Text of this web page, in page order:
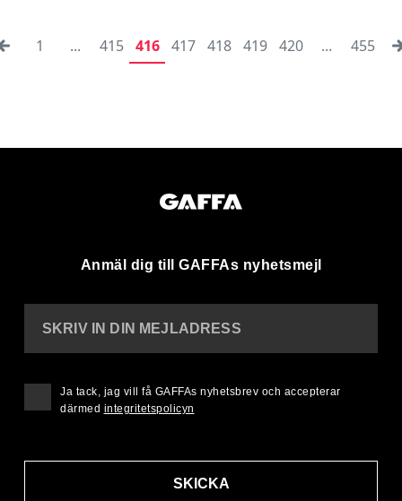
1 ... 415 416 417 418 419 420 ... 455
Anmäl dig till GAFFAs nyhetsmejl
SKRIV IN DIN MEJLADRESS
SKICKA
Ja tack, jag vill få GAFFAs nyhetsbrev och accepterar
därmed integritetspolicyn